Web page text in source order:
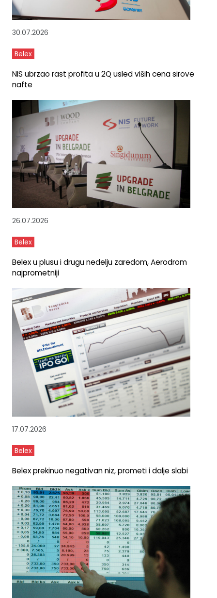
30.07.2026
Belex
NIS ubrzao rast profita u 2Q usled viših cena sirove
nafte
26.07.2026
Belex
Belex u plusu i drugu nedelju zaredom, Aerodrom
najprometniji
17.07.2026
Belex
Belex prekinuo negativan niz, prometi i dalje slabi